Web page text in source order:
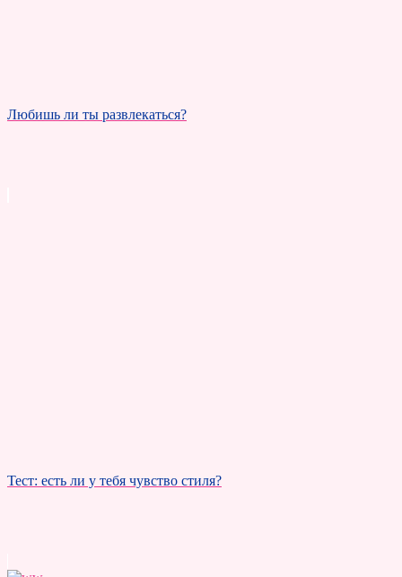
Любишь ли ты развлекаться?
Тест: есть ли у тебя чувство стиля?